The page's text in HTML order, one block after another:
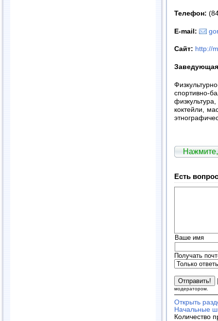
Телефон:
E-mail:
Сайт: http://
спортивно-
коктейли,
Есть
Ваше имя
Получать
модератором.
Открыть
Начальные
Количество